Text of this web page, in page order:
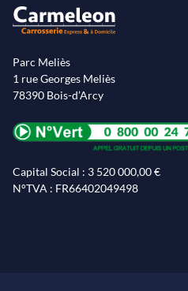
Parc Meliès
1 rue Georges Meliès
78390 Bois-d’Arcy
Capital Social : 3 520 000,00 €
N°TVA : FR66402049498